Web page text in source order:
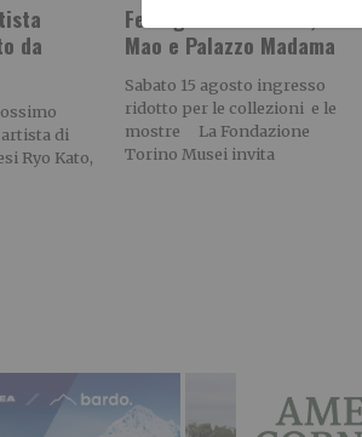
da
artista di
Ryo Kato,
Ferragosto alla Gam,
Mao e Palazzo Madama
Sabato 15 agosto ingresso
ridotto per le collezioni e le
mostre La Fondazione
Torino Musei invita